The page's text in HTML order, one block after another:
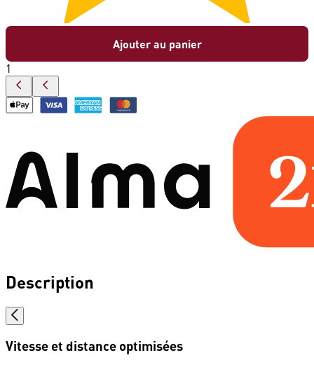
Ajouter au panier
1
Description
Vitesse et distance optimisées